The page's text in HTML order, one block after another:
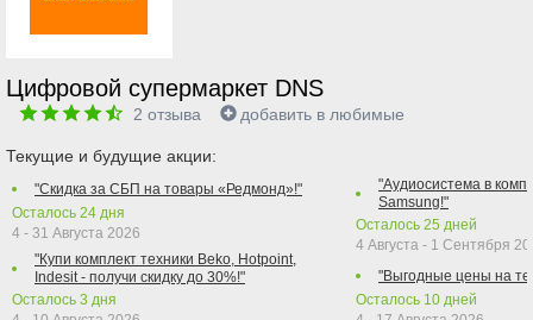
Цифровой супермаркет DNS
2 отзыва добавить в любимые
Текущие и будущие акции:
"Скидка за СБП на товары «Редмонд»!"
Осталось 24 дня
4 - 31 Августа 2026
"Купи комплект техники Beko, Hotpoint,
Indesit - получи скидку до 30%!"
Осталось 3 дня
"Аудиосистема в
Samsung!"
Осталось 25 дней
4 Августа - 1 Сентября
"Выгодные цены на
Осталось 10 дней